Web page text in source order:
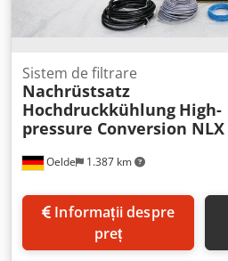
Oelde 1.387 km
Sistem de filtrare
Nachrüstsatz
Hochdruckkühlung High-
pressure Conversion NLX
preț